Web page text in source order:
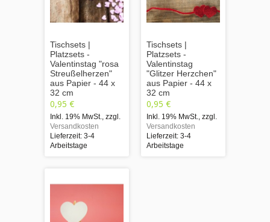
Tischsets |
Platzsets -
Valentinstag "rosa
Streußelherzen"
aus Papier - 44 x
32 cm
0,95 €
Inkl. 19% MwSt. zzgl.
Versandkosten
Lieferzeit: 3-4
Arbeitstage
Tischsets |
Platzsets -
Valentinstag
"Glitzer Herzchen"
aus Papier - 44 x
32 cm
0,95 €
Inkl. 19% MwSt. zzgl.
Versandkosten
Lieferzeit: 3-4
Arbeitstage